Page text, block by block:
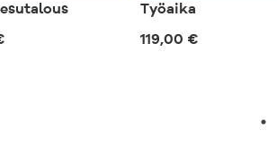
Työaika
119,00 €